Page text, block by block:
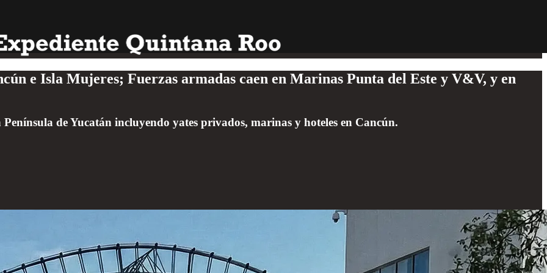
e Isla Mujeres; Fuerzas armadas caen en Marinas Punta del Este y V&V, y en
de Yucatán incluyendo yates privados, marinas y hoteles en Cancún.